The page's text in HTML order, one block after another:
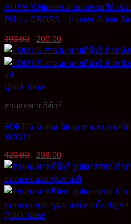
MUSE’S Hipster สายสะพายกีต้าร์
PU รุ่น CROSS – Hipster Guitar
390.00
Original
price
was:
390.00฿.
200.00
price
is:
200.00฿.
Quick View
สายสะพายกีต้าร์
FORTIS Guitar Strap สายสะพาย
SCOTT
420.00
Original
price
was:
420.00฿.
299.00
price
is:
299.00฿.
Quick View